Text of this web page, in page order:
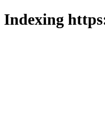
Indexing